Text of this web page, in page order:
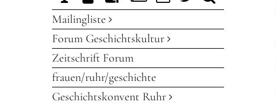
Mailingliste
Forum Geschichtskultur
Zeitschrift Forum
frauen/ruhr/geschichte
Geschichtskonvent Ruhr